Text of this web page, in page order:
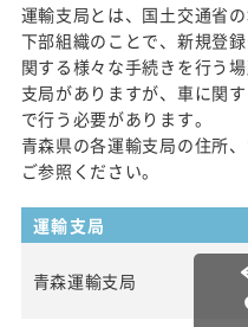
運輸支局とは、国土交通省
下部組織のことで、新規登
関する様々な手続きを行う
支局がありますが、車に関
で行う必要があります。
青森県の各運輸支局の住所
ご参照ください。
運輸支局
青森運輸支局